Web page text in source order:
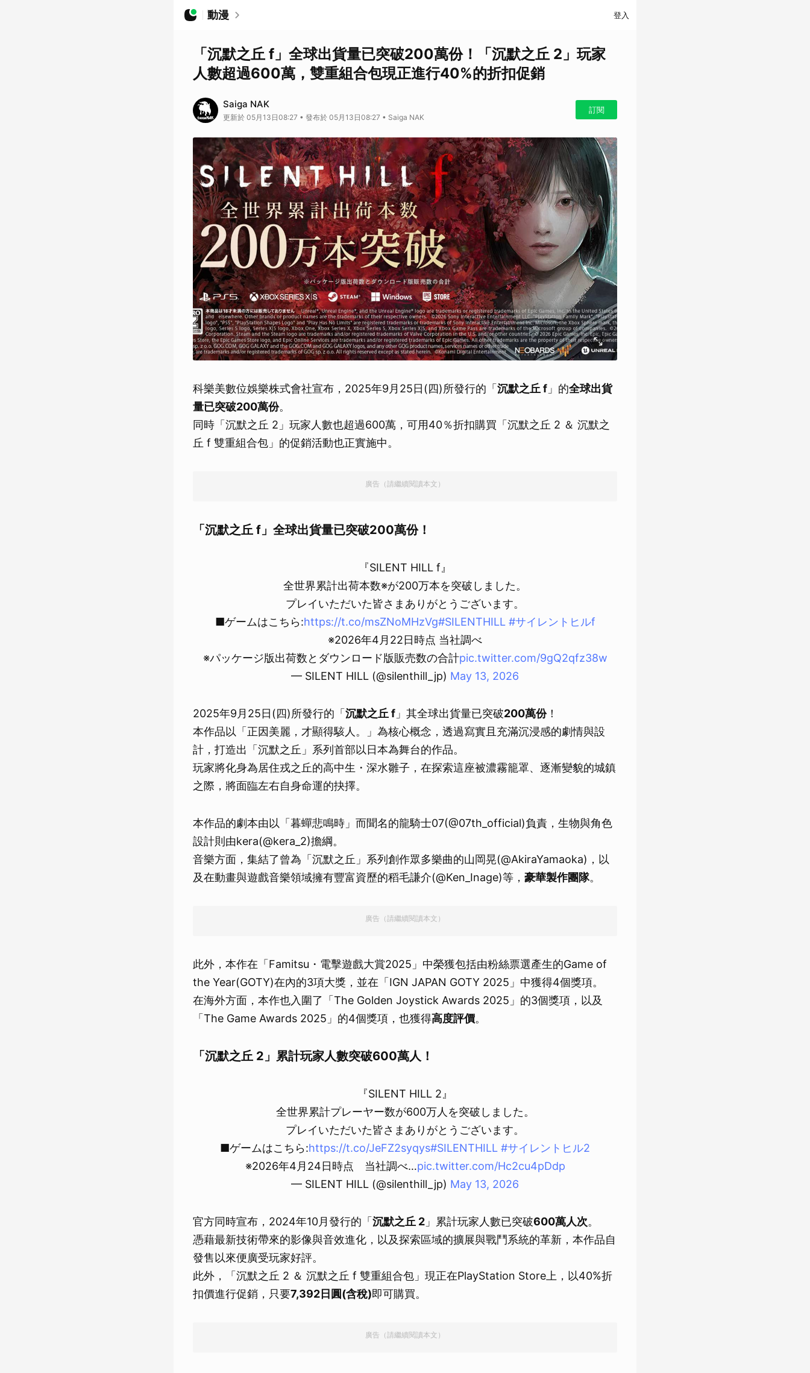
動漫 登入
「沉默之丘 f」全球出貨量已突破200萬份！「沉默之丘 2」玩家
人數超過600萬，雙重組合包現正進行40%的折扣促銷
Saiga NAK
更新於 05月13日08:27 • 發布於 05月13日08:27 • Saiga NAK
訂閱
科樂美數位娛樂株式會社宣布，2025年9月25日(四)所發行的「沉默之丘 f 」的全球出貨
量已突破200萬份。
同時「沉默之丘 2」玩家人數也超過600萬，可用40％折扣購買「沉默之丘 2 ＆ 沉默之
丘 f 雙重組合包」的促銷活動也正實施中。
廣告（請繼續閱讀本文）
「沉默之丘 f」全球出貨量已突破200萬份！
『SILENT HILL f』
全世界累計出荷本数※が200万本を突破しました。
プレイいただいた皆さまありがとうございます。
■ゲームはこちら:https://t.co/msZNoMHzVg#SILENTHILL #サイレントヒルf
※2026年4月22日時点 当社調べ
※パッケージ版出荷数とダウンロード版販売数の合計pic.twitter.com/9gQ2qfz38w
— SILENT HILL (@silenthill_jp) May 13, 2026
2025年9月25日(四)所發行的「沉默之丘 f 」其全球出貨量已突破200萬份！
本作品以「正因美麗，才顯得駭人。」為核心概念，透過寫實且充滿沉浸感的劇情與設
計，打造出「沉默之丘」系列首部以日本為舞台的作品。
玩家將化身為居住戎之丘的高中生・深水雛子，在探索這座被濃霧籠罩、逐漸變貌的城鎮
之際，將面臨左右自身命運的抉擇。
本作品的劇本由以「暮蟬悲鳴時」而聞名的龍騎士07(@07th_official)負責，生物與角色
設計則由kera(@kera_2)擔綱。
音樂方面，集結了曾為「沉默之丘」系列創作眾多樂曲的山岡晃(@AkiraYamaoka)，以
及在動畫與遊戲音樂領域擁有豐富資歷的稻毛謙介(@Ken_Inage)等， 豪華製作團隊。
廣告（請繼續閱讀本文）
此外，本作在「Famitsu・電擊遊戲大賞2025」中榮獲包括由粉絲票選產生的Game of
the Year(GOTY)在內的3項大獎，並在「IGN JAPAN GOTY 2025」中獲得4個獎項。
在海外方面，本作也入圍了「The Golden Joystick Awards 2025」的3個獎項，以及
「The Game Awards 2025」的4個獎項，也獲得高度評價。
「沉默之丘 2」累計玩家人數突破600萬人！
『SILENT HILL 2』
全世界累計プレーヤー数が600万人を突破しました。
プレイいただいた皆さまありがとうございます。
■ゲームはこちら:https://t.co/JeFZ2syqys#SILENTHILL #サイレントヒル2
※2026年4月24日時点 当社調べ…pic.twitter.com/Hc2cu4pDdp
— SILENT HILL (@silenthill_jp) May 13, 2026
官方同時宣布，2024年10月發行的「沉默之丘 2 」累計玩家人數已突破600萬人次。
憑藉最新技術帶來的影像與音效進化，以及探索區域的擴展與戰鬥系統的革新，本作品自
發售以來便廣受玩家好評。
此外，「沉默之丘 2 ＆ 沉默之丘 f 雙重組合包」現正在PlayStation Store上，以40%折
扣價進行促銷，只要7,392日圓(含稅)即可購買。
廣告（請繼續閱讀本文）